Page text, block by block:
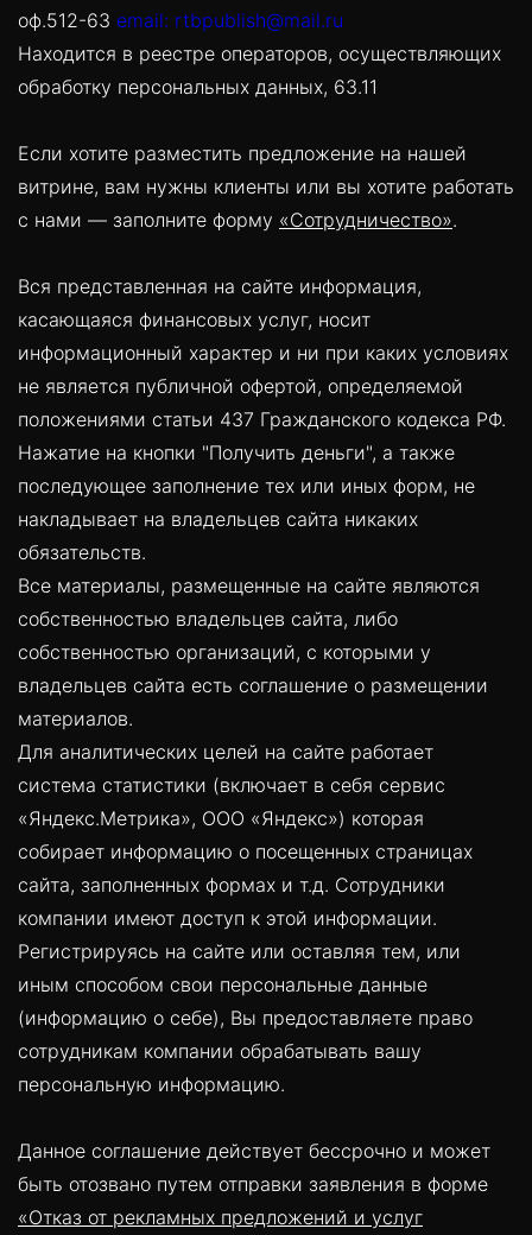
оф.512-63 email: rtbpublish@mail.ru
Находится в реестре операторов, осуществляющих
обработку персональных данных, 63.11
Если хотите разместить предложение на нашей
витрине, вам нужны клиенты или вы хотите работать
с нами — заполните форму «Сотрудничество».
Вся представленная на сайте информация,
касающаяся финансовых услуг, носит
информационный характер и ни при каких условиях
не является публичной офертой, определяемой
положениями статьи 437 Гражданского кодекса РФ.
Нажатие на кнопки "Получить деньги", а также
последующее заполнение тех или иных форм, не
накладывает на владельцев сайта никаких
обязательств.
Все материалы, размещенные на сайте являются
собственностью владельцев сайта, либо
собственностью организаций, с которыми у
владельцев сайта есть соглашение о размещении
материалов.
Для аналитических целей на сайте работает
система статистики (включает в себя сервис
«Яндекс.Метрика», ООО «Яндекс») которая
собирает информацию о посещенных страницах
сайта, заполненных формах и т.д. Сотрудники
компании имеют доступ к этой информации.
Регистрируясь на сайте или оставляя тем, или
иным способом свои персональные данные
(информацию о себе), Вы предоставляете право
сотрудникам компании обрабатывать вашу
персональную информацию.
Данное соглашение действует бессрочно и может
быть отозвано путем отправки заявления в форме
«Отказ от рекламных предложений и услуг